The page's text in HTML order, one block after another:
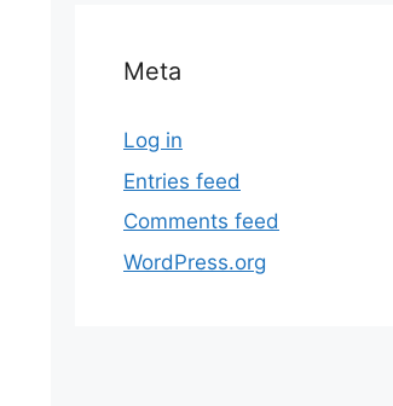
Meta
Log in
Entries feed
Comments feed
WordPress.org